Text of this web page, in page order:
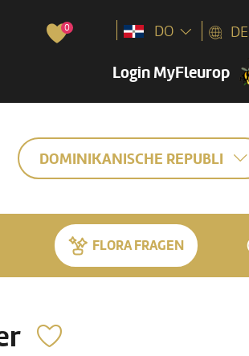
0
Login MyFleurop
DO DE
DOMINIKANISCHE REPUBLIK
FLORA FRAGEN